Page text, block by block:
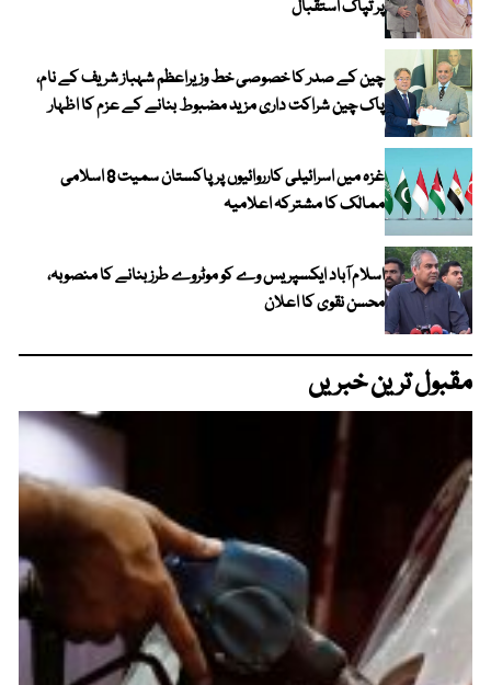
پر تپاک استقبال
چین کے صدر کا خصوصی خط وزیراعظم شہباز شریف کے نام،
پاک چین شراکت داری مزید مضبوط بنانے کے عزم کا اظہار
غزہ میں اسرائیلی کارروائیوں پر پاکستان سمیت 8 اسلامی
ممالک کا مشترکہ اعلامیہ
اسلام آباد ایکسپریس وے کو موٹروے طرز بنانے کا منصوبہ،
محسن نقوی کا اعلان
مقبول ترین خبریں